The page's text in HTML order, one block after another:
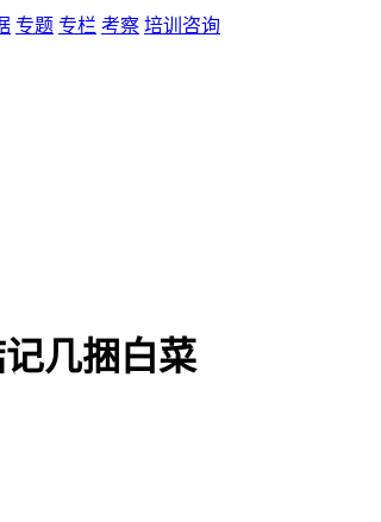
专题 专栏 考察 培训咨询
几捆白菜